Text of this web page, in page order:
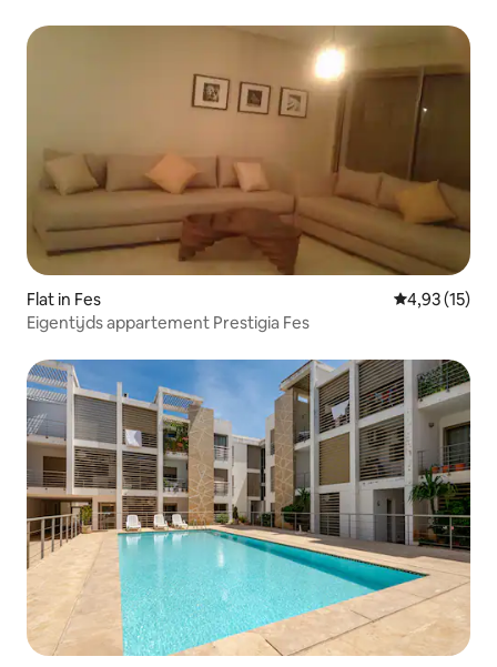
Flat in Fes Gemiddelde
4,93 (15)
Eigentijds appartement Prestigia Fes